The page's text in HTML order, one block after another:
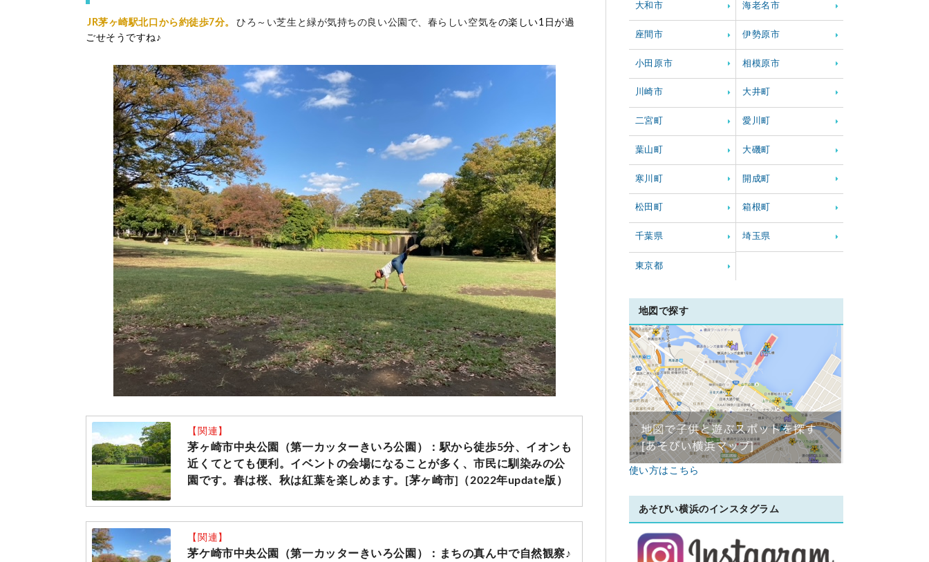
JR茅ヶ崎駅北口から約徒歩7分。 ひろ～い芝生と緑が気持ちの良い公園で、春らしい空気をの楽しい1日が過
ごせそうですね♪
【関連】
茅ヶ崎市中央公園（第一カッターきいろ公園）：駅から徒歩5分、イオンも
近くてとても便利。イベントの会場になることが多く、市民に馴染みの公
園です。春は桜、秋は紅葉を楽しめます。[茅ヶ崎市]（2022年update版）
【関連】
茅ケ崎市中央公園（第一カッターきいろ公園）：まちの真ん中で自然観察♪
大和市 海老名市
座間市 伊勢原市
小田原市 相模原市
川崎市 大井町
二宮町 愛川町
葉山町 大磯町
寒川町 開成町
松田町 箱根町
千葉県 埼玉県
東京都
地図で探す
使い方はこちら
あそびい横浜のインスタグラム